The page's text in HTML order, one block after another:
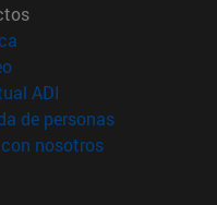
(abre en nueva ventana)
ADI
de personas(abre en
nosotros(abre en